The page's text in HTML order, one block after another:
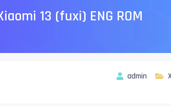
13 (fuxi) ENG ROM
admin